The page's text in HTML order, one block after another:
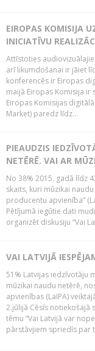
EIROPAS KOMISIJA
INICIATĪVU
Attīstoties
arī likumdošanai ir jāiet
konferencēs ir Eiropas
maijā Eiropas Komisija ir
Eiropas Komisijas
Market) paredz līdz...
PIEAUDZIS
NETĒRĒ. VAI AR
No 38% 2015. gadā līdz
skaits, kuri mūzikai
producentu apvienība”
Pētījumā iegūtie dati
organizēt diskusiju “Vai
VAI LATVIJĀ
51% Latvijas iedzīvotāju
mūzikai naudu netērē,
apvienības (LaIPA)
2.jūlijā Cēsīs notiekošajā
tēmu “Vai Latvijā var
pārstāvjiem spriedīs par